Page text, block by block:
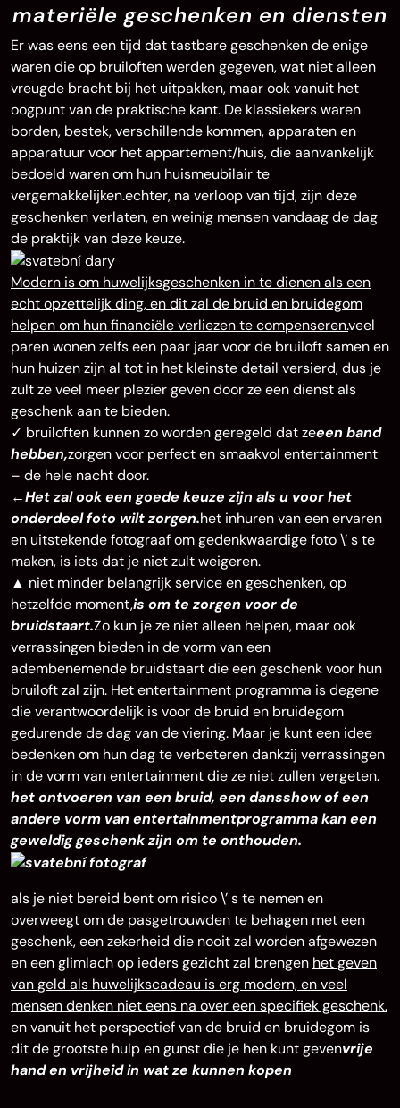
materiële geschenken en diensten
Er was eens een tijd dat tastbare geschenken de enige
waren die op bruiloften werden gegeven, wat niet alleen
vreugde bracht bij het uitpakken, maar ook vanuit het
oogpunt van de praktische kant. De klassiekers waren
borden, bestek, verschillende kommen, apparaten en
apparatuur voor het appartement/huis, die aanvankelijk
bedoeld waren om hun huismeubilair te
vergemakkelijken.echter, na verloop van tijd, zijn deze
geschenken verlaten, en weinig mensen vandaag de dag
de praktijk van deze keuze.
Modern is om huwelijksgeschenken in te dienen als een
echt opzettelijk ding, en dit zal de bruid en bruidegom
helpen om hun financiële verliezen te compenseren.veel
paren wonen zelfs een paar jaar voor de bruiloft samen en
hun huizen zijn al tot in het kleinste detail versierd, dus je
zult ze veel meer plezier geven door ze een dienst als
geschenk aan te bieden.
✓ bruiloften kunnen zo worden geregeld dat zeeen band
hebben,zorgen voor perfect en smaakvol entertainment
– de hele nacht door.
←Het zal ook een goede keuze zijn als u voor het
onderdeel foto wilt zorgen.het inhuren van een ervaren
en uitstekende fotograaf om gedenkwaardige foto \’ s te
maken, is iets dat je niet zult weigeren.
▲ niet minder belangrijk service en geschenken, op
hetzelfde moment,is om te zorgen voor de
bruidstaart.Zo kun je ze niet alleen helpen, maar ook
verrassingen bieden in de vorm van een
adembenemende bruidstaart die een geschenk voor hun
bruiloft zal zijn. Het entertainment programma is degene
die verantwoordelijk is voor de bruid en bruidegom
gedurende de dag van de viering. Maar je kunt een idee
bedenken om hun dag te verbeteren dankzij verrassingen
in de vorm van entertainment die ze niet zullen vergeten.
het ontvoeren van een bruid, een dansshow of een
andere vorm van entertainmentprogramma kan een
geweldig geschenk zijn om te onthouden.
als je niet bereid bent om risico \’ s te nemen en
overweegt om de pasgetrouwden te behagen met een
geschenk, een zekerheid die nooit zal worden afgewezen
en een glimlach op ieders gezicht zal brengen het geven
van geld als huwelijkscadeau is erg modern, en veel
mensen denken niet eens na over een specifiek geschenk.
en vanuit het perspectief van de bruid en bruidegom is
dit de grootste hulp en gunst die je hen kunt gevenvrije
hand en vrijheid in wat ze kunnen kopen